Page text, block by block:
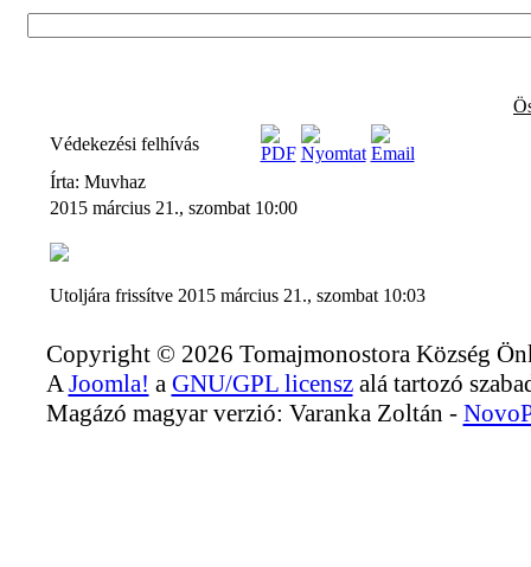
Védekezési felhívás
Írta: Muvhaz
2015 március 21., szombat 10:00
Utoljára frissítve 2015 március 21., szombat 10:03
Copyright © 2026 Tomajmonostora Község
A Joomla! a GNU/GPL licenszalá tartozó
Magázó magyar verzió: Varanka Zoltán -